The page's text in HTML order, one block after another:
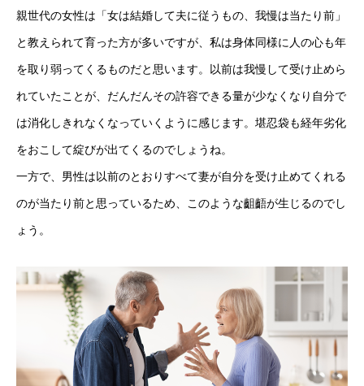
親世代の女性は「女は結婚して夫に従うもの、我慢は当たり前」
と教えられて育った方が多いですが、私は身体同様に人の心も年
を取り弱ってくるものだと思います。以前は我慢して受け止めら
れていたことが、だんだんその許容できる量が少なくなり自分で
は消化しきれなくなっていくように感じます。堪忍袋も経年劣化
をおこして綻びが出てくるのでしょうね。
一方で、男性は以前のとおりすべて妻が自分を受け止めてくれる
のが当たり前と思っているため、このような齟齬が生じるのでし
ょう。